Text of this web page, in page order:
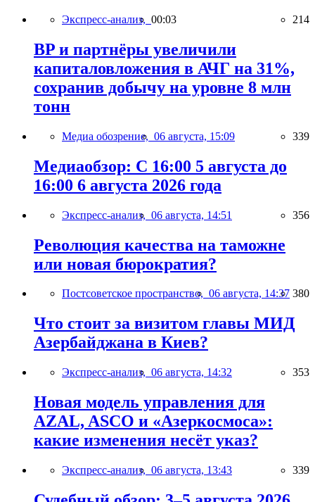
Экспресс-анализ, 00:03 214
BP и партнёры увеличили
капиталовложения в АЧГ на 31%,
сохранив добычу на уровне 8 млн
тонн
Медиа обозрение, 06 августа, 15:09 339
Медиаобзор: С 16:00 5 августа до
16:00 6 августа 2026 года
Экспресс-анализ, 06 августа, 14:51 356
Революция качества на таможне
или новая бюрократия?
Постсоветское пространство, 06 августа, 14:37 380
Что стоит за визитом главы МИД
Азербайджана в Киев?
Экспресс-анализ, 06 августа, 14:32 353
Новая модель управления для
AZAL, ASCO и «Азеркосмоса»:
какие изменения несёт указ?
Экспресс-анализ, 06 августа, 13:43 339